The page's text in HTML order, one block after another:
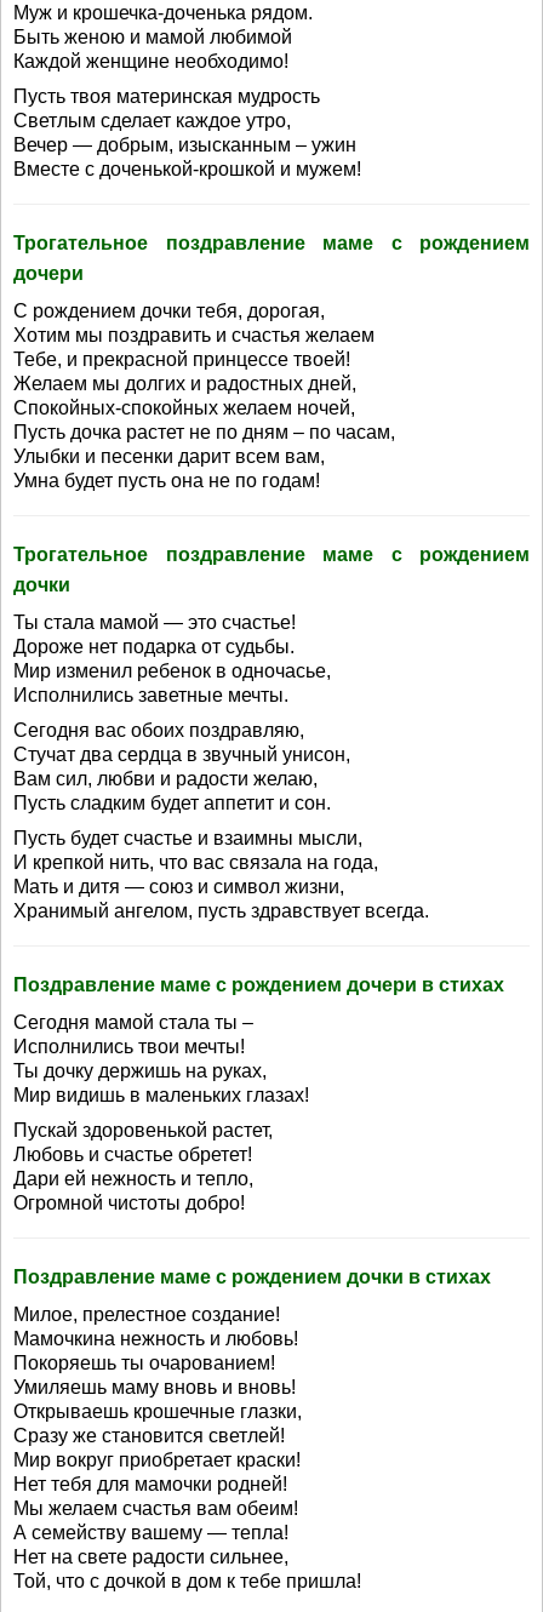
Муж и крошечка-доченька рядом.
Быть женою и мамой любимой
Каждой женщине необходимо!
Пусть твоя материнская мудрость
Светлым сделает каждое утро,
Вечер — добрым, изысканным – ужин
Вместе с доченькой-крошкой и мужем!
Трогательное поздравление маме с рождением
дочери
С рождением дочки тебя, дорогая,
Хотим мы поздравить и счастья желаем
Тебе, и прекрасной принцессе твоей!
Желаем мы долгих и радостных дней,
Спокойных-спокойных желаем ночей,
Пусть дочка растет не по дням – по часам,
Улыбки и песенки дарит всем вам,
Умна будет пусть она не по годам!
Трогательное поздравление маме с рождением
дочки
Ты стала мамой — это счастье!
Дороже нет подарка от судьбы.
Мир изменил ребенок в одночасье,
Исполнились заветные мечты.
Сегодня вас обоих поздравляю,
Стучат два сердца в звучный унисон,
Вам сил, любви и радости желаю,
Пусть сладким будет аппетит и сон.
Пусть будет счастье и взаимны мысли,
И крепкой нить, что вас связала на года,
Мать и дитя — союз и символ жизни,
Хранимый ангелом, пусть здравствует всегда.
Поздравление маме с рождением дочери в стихах
Сегодня мамой стала ты –
Исполнились твои мечты!
Ты дочку держишь на руках,
Мир видишь в маленьких глазах!
Пускай здоровенькой растет,
Любовь и счастье обретет!
Дари ей нежность и тепло,
Огромной чистоты добро!
Поздравление маме с рождением дочки в стихах
Милое, прелестное создание!
Мамочкина нежность и любовь!
Покоряешь ты очарованием!
Умиляешь маму вновь и вновь!
Открываешь крошечные глазки,
Сразу же становится светлей!
Мир вокруг приобретает краски!
Нет тебя для мамочки родней!
Мы желаем счастья вам обеим!
А семейству вашему — тепла!
Нет на свете радости сильнее,
Той, что с дочкой в дом к тебе пришла!